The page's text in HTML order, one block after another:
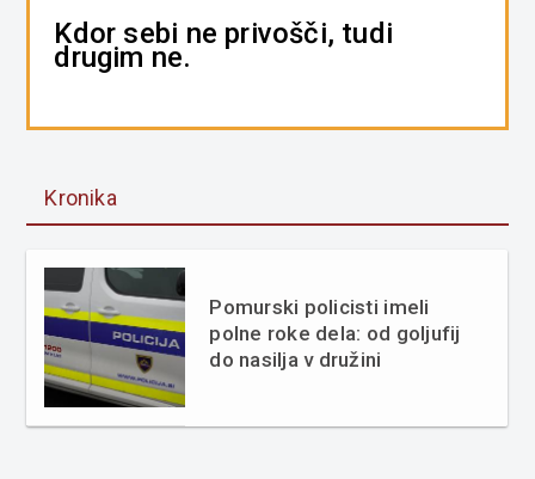
Kdor sebi ne privošči, tudi
drugim ne.
Kronika
Pomurski policisti imeli
polne roke dela: od goljufij
do nasilja v družini